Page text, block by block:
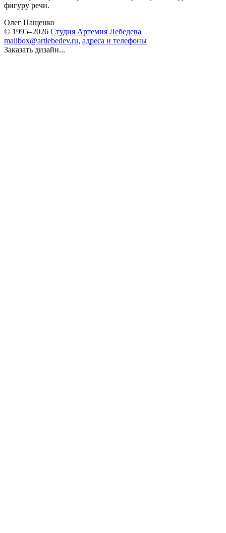
фигуру речи.
Олег Пащенко
© 1995–2026 Студия Артемия Лебедева
mailbox@artlebedev.ru, адреса и телефоны
Заказать дизайн...